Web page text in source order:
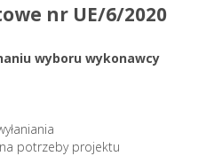
nr UE/6/2020
wyboru wykonawcy
potrzeby projektu